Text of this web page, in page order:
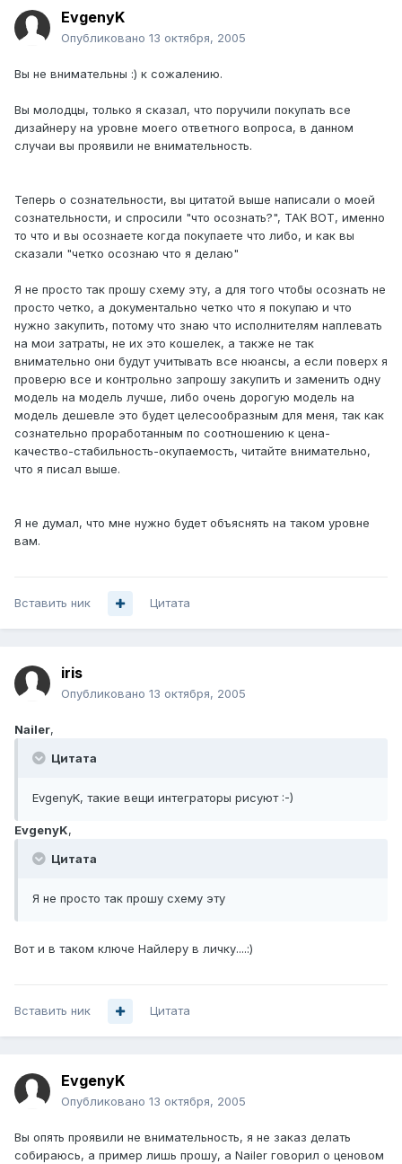
EvgenyK
Опубликовано 13 октября, 2005
Вы не внимательны :) к сожалению.
Вы молодцы, только я сказал, что поручили покупать все
дизайнеру на уровне моего ответного вопроса, в данном
случаи вы проявили не внимательность.
Теперь о сознательности, вы цитатой выше написали о моей
сознательности, и спросили "что осознать?", ТАК ВОТ, именно
то что и вы осознаете когда покупаете что либо, и как вы
сказали "четко осознаю что я делаю"
Я не просто так прошу схему эту, а для того чтобы осознать не
просто четко, а документально четко что я покупаю и что
нужно закупить, потому что знаю что исполнителям наплевать
на мои затраты, не их это кошелек, а также не так
внимательно они будут учитывать все нюансы, а если поверх я
проверю все и контрольно запрошу закупить и заменить одну
модель на модель лучше, либо очень дорогую модель на
модель дешевле это будет целесообразным для меня, так как
сознательно проработанным по соотношению к цена-
качество-стабильность-окупаемость, читайте внимательно,
что я писал выше.
Я не думал, что мне нужно будет объяснять на таком уровне
вам.
Вставить ник Цитата
iris
Опубликовано 13 октября, 2005
Nailer,
Цитата
EvgenyK, такие вещи интеграторы рисуют :-)
EvgenyK,
Цитата
Я не просто так прошу схему эту
Вот и в таком ключе Найлеру в личку....:)
Вставить ник Цитата
EvgenyK
Опубликовано 13 октября, 2005
Вы опять проявили не внимательность, я не заказ делать
собираюсь, а пример лишь прошу, а Nailer говорил о ценовом